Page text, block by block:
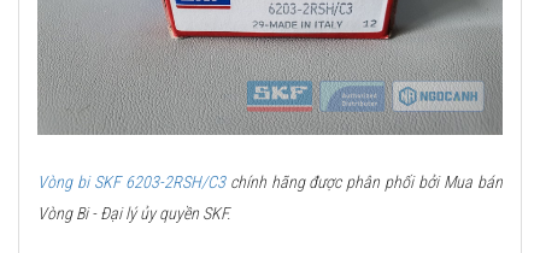
Vòng bi SKF 6203-2RSH/C3chính hãng được phân phối bởi Mua bán
Vòng Bi - Đại lý ủy quyền SKF.